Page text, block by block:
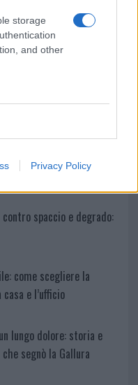
storage
and other
Privacy Policy
weekend a Olbia e in
fa
il centro
spaccio e degrado:
come scegliere la
e l’ufficio
lungo dolore: storia e
segnò la Gallura